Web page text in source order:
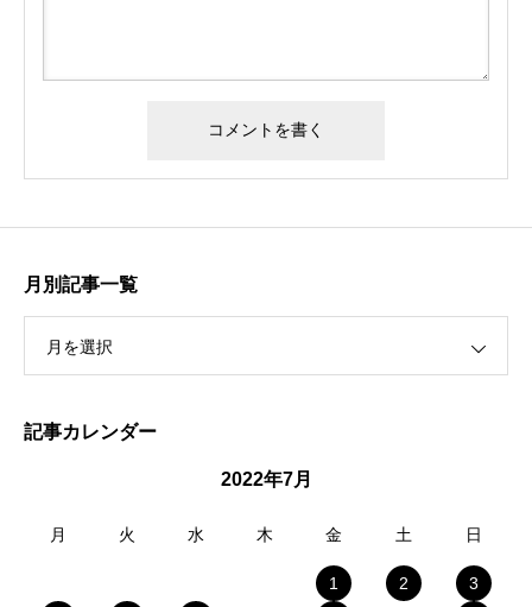
月別記事一覧
月を選択
記事カレンダー
2022年7月
月 火 水 木 金 土 日
1 2
3